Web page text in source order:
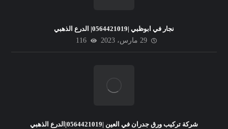
نجار في ابوظبي |0564421019| الدرع الذهبي
29 مارس، 2023
116
شركة تركيب ورق جدران في العين |0564421019|الدرع الذهبي